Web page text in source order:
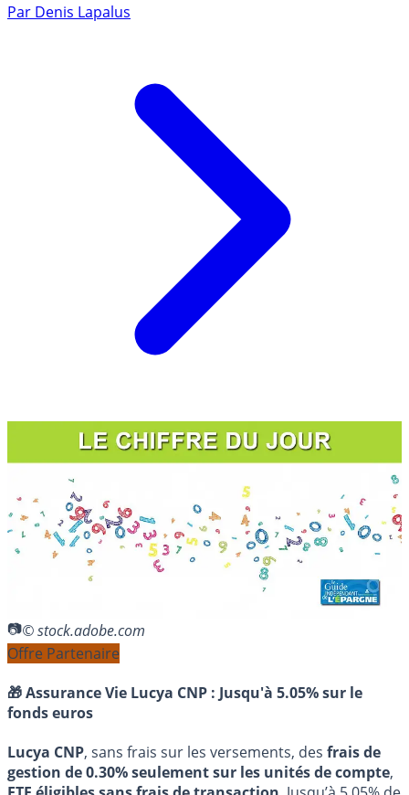
Par Denis Lapalus
© stock.adobe.com
Offre Partenaire
🎁 Assurance Vie Lucya CNP : Jusqu'à 5.05% sur le
fonds euros
Lucya CNP, sans frais sur les versements, des frais de
gestion de 0.30% seulement sur les unités de compte,